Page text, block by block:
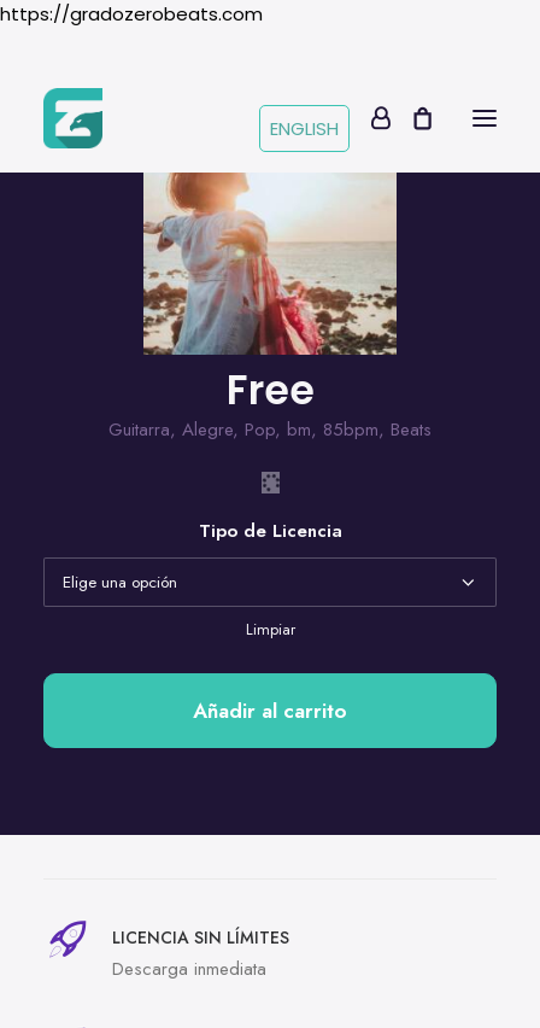
https://gradozerobeats.com
ENGLISH
Free
Guitarra, Alegre, Pop, bm, 85bpm, Beats
Tipo de Licencia
Limpiar
Añadir al carrito
LICENCIA SIN LÍMITES
Descarga inmediata